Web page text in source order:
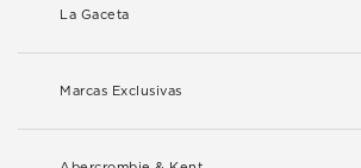
La Gaceta
Marcas Exclusivas